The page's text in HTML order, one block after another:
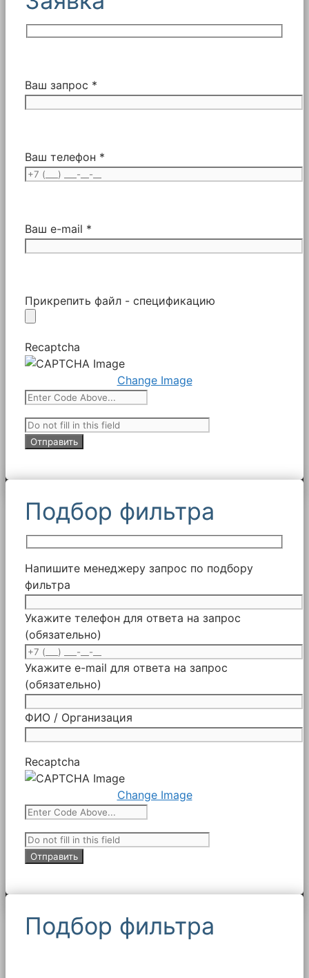
Ваш запрос *
Ваш телефон *
Ваш e-mail *
Прикрепить файл - спецификацию
Recaptcha
Change Image
Подбор фильтра
Напишите менеджеру запрос по подбору
фильтра
Укажите телефон для ответа на запрос
(обязательно)
Укажите e-mail для ответа на запрос
(обязательно)
ФИО / Организация
Recaptcha
Change Image
Подбор фильтра